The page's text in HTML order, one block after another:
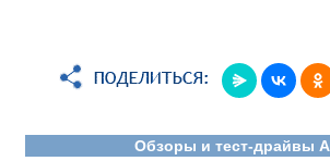
Обзоры и тест-драйвы